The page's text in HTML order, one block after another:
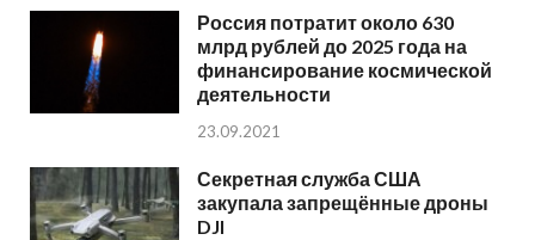
Россия потратит около 630
млрд рублей до 2025 года на
финансирование космической
деятельности
23.09.2021
Секретная служба США
закупала запрещённые дроны
DJI